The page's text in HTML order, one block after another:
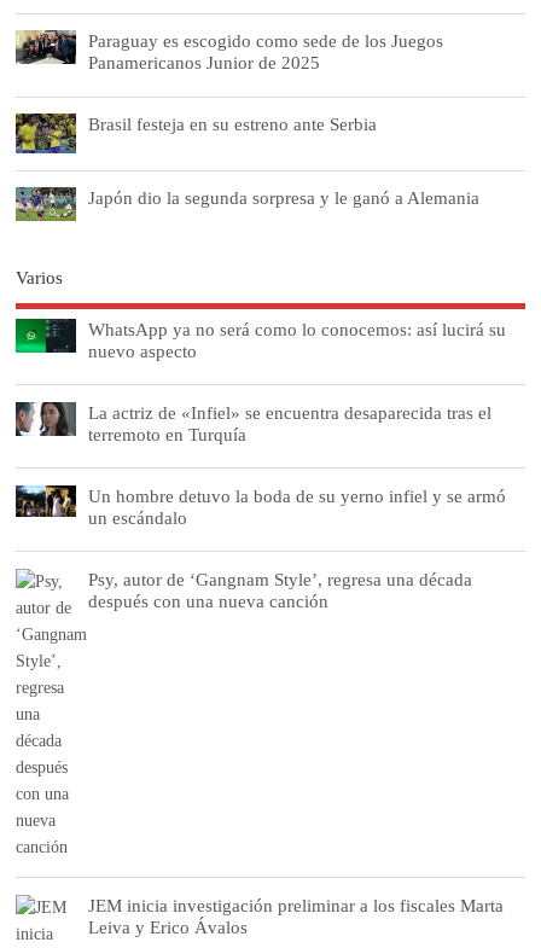
Paraguay es escogido como sede de los Juegos
Panamericanos Junior de 2025
Brasil festeja en su estreno ante Serbia
Japón dio la segunda sorpresa y le ganó a Alemania
Varios
WhatsApp ya no será como lo conocemos: así lucirá su
nuevo aspecto
La actriz de «Infiel» se encuentra desaparecida tras el
terremoto en Turquía
Un hombre detuvo la boda de su yerno infiel y se armó
un escándalo
Psy, autor de ‘Gangnam Style’, regresa una década
después con una nueva canción
JEM inicia investigación preliminar a los fiscales Marta
Leiva y Erico Ávalos